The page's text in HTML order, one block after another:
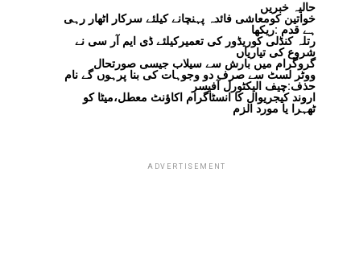
حالیہ خبریں
خواتین کومعاشی فائدہ پہنچانے کیلئے سرکار اٹھار رہی
ہے قدم :ریکھا
رتلہ کنڈلی کوریڈور کی تعمیرکیلئے ڈی ایم آر سی نے
شروع کی تیاریاں
گروگرام میں بارش سے سیلاب جیسی صورتحال
ووٹر لسٹ سے صرف دو وجوہات کی بنا پرہوں گے نام
حذف:چیف الیکٹورل آفیسر
اروند کیجریوال کا انسٹاگرام اکاؤنٹ معطل،میٹا کو
ٹھہرا یا مورد الزم
ADVERTISEMENT